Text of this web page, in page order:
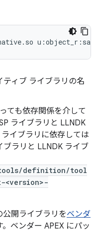
ティブ ライブラリの名
ても依存関係を介して
ライブラリと LLNDK
イブラリに依存しては
ブラリと LLNDK ライブ
tools/definition/tool
開ライブラリをベンダ
ベンダー APEX にパッ